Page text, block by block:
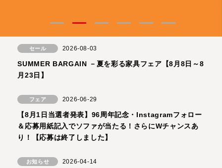
セール 2026-08-03
SUMMER BARGAIN －夏を彩る家具フェア【8月8日～8
月23日】
フェア 2026-06-29
【8月1日当選者発表】96周年記念・Instagramフォロー
＆応募用紙記入でソファが当たる！さらにWチャンスあ
り！【応募は終了しました】
お知らせ 2026-04-14